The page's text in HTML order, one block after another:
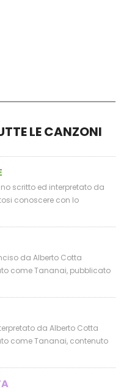
LE CANZONI
scritto ed interpretato da
conoscere con lo
da Alberto Cotta
come Tananai, pubblicato
da Alberto Cotta
come Tananai, contenuto